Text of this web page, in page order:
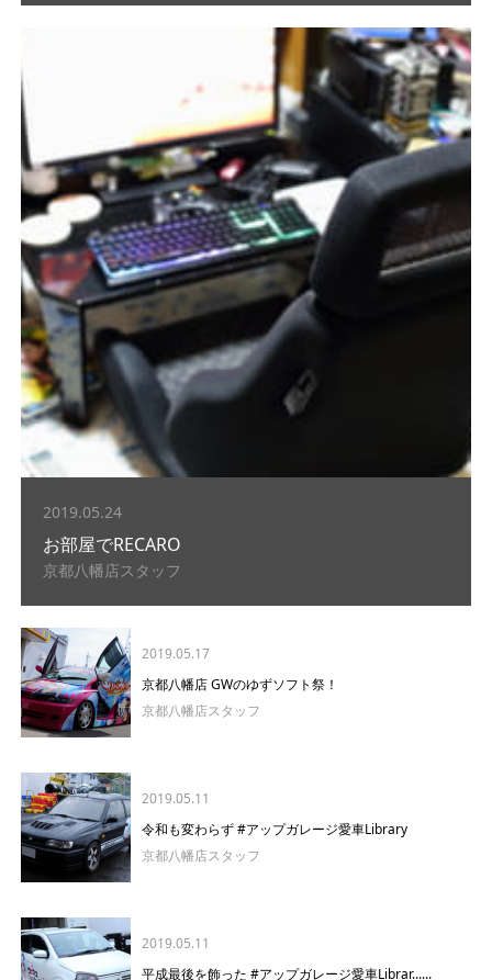
2019.05.24
お部屋でRECARO
京都八幡店スタッフ
2019.05.17
京都八幡店 GWのゆずソフト祭！
京都八幡店スタッフ
2019.05.11
令和も変わらず #アップガレージ愛車Library
京都八幡店スタッフ
2019.05.11
平成最後を飾った #アップガレージ愛車Librar......